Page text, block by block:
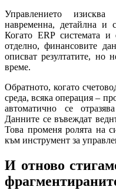
Управлението
навременна, детайлна и
Когато ERP системата и
отделно, финансовите
описват резултатите, но
време.
Обратното, когато
среда, всяка операция –
автоматично се
Данните се въвеждат
Това променя ролята на
към инструмент за
И отново